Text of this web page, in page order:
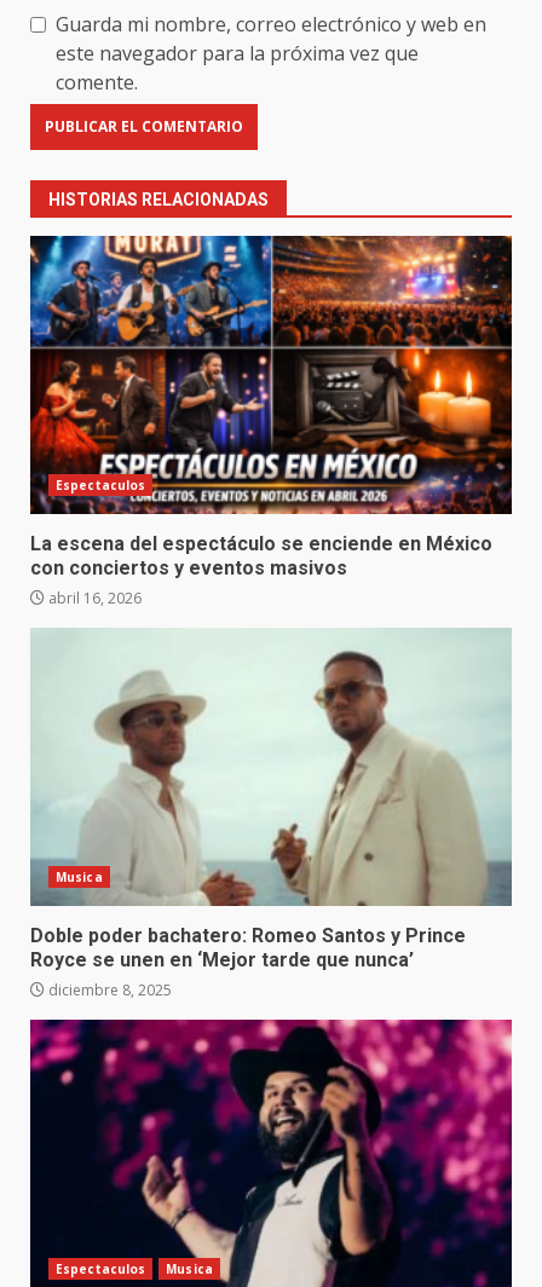
Guarda mi nombre, correo electrónico y web en
este navegador para la próxima vez que
comente.
HISTORIAS RELACIONADAS
Espectaculos
La escena del espectáculo se enciende en México
con conciertos y eventos masivos
abril 16, 2026
Musica
Doble poder bachatero: Romeo Santos y Prince
Royce se unen en ‘Mejor tarde que nunca’
diciembre 8, 2025
Espectaculos Musica